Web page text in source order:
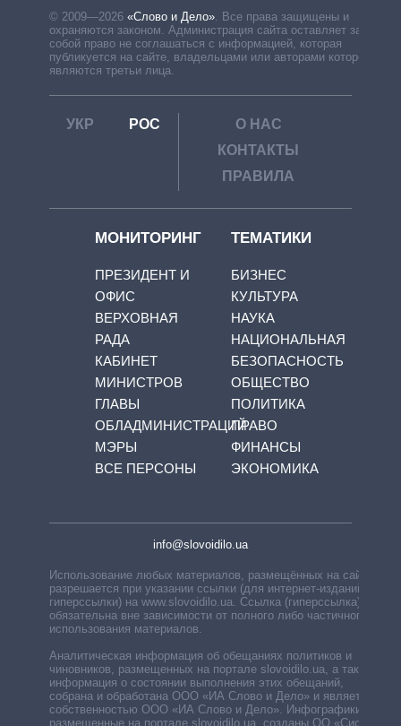
© 2009—2026 «Слово и Дело». Все права защищены и
охраняются законом. Администрация сайта оставляет за
собой право не соглашаться с информацией, которая
публикуется на сайте, владельцами или авторами которой
являются третьи лица.
УКР РОС
О НАС
КОНТАКТЫ
ПРАВИЛА
МОНИТОРИНГ
ПРЕЗИДЕНТ И
ОФИС
ВЕРХОВНАЯ
РАДА
КАБИНЕТ
МИНИСТРОВ
ГЛАВЫ
ОБЛАДМИНИСТРАЦИЙ
МЭРЫ
ВСЕ ПЕРСОНЫ
ТЕМАТИКИ
БИЗНЕС
КУЛЬТУРА
НАУКА
НАЦИОНАЛЬНАЯ
БЕЗОПАСНОСТЬ
ОБЩЕСТВО
ПОЛИТИКА
ПРАВО
ФИНАНСЫ
ЭКОНОМИКА
info@slovoidilo.ua
Использование любых материалов, размещённых на сайте,
разрешается при указании ссылки (для интернет-изданий —
гиперссылки) на www.slovoidilo.ua. Ссылка (гиперссылка)
обязательна вне зависимости от полного либо частичного
использования материалов.
Аналитическая информация об обещаниях политиков и
чиновников, размещенных на портале slovoidilo.ua, а также
информация о состоянии выполнения этих обещаний,
собрана и обработана ООО «ИА Слово и Дело» и является
собственностью ООО «ИА Слово и Дело». Инфографики,
размещенные на портале slovoidilo.ua, созданы ОО «Система